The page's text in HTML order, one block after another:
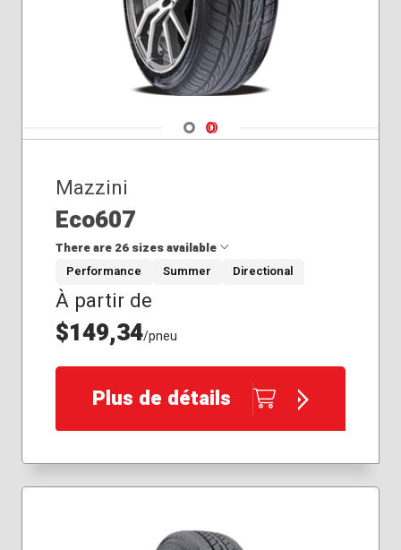
Navigate 1
Navigate 2
Mazzini
Eco607
There are 26 sizes available
195/55R15
205/40R17
205/45R17
205/50R17
215/35R18
215/45R17
215/55R16
Performance Summer Directional
À partir de
$149,34/pneu
Plus de détails